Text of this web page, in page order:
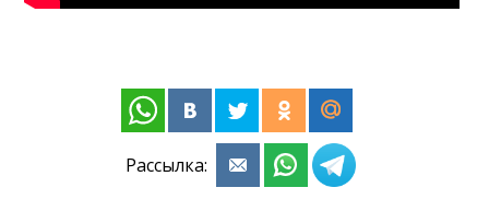
Рассылка: